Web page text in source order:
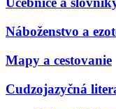
Náboženstvo a
Mapy a cestovanie
Cudzojazyčná